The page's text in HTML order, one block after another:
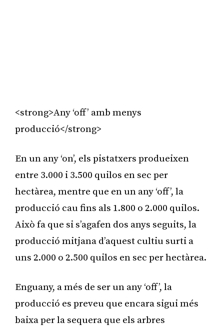
<strong>Any ‘off’ amb menys
producció</strong>
En un any ‘on’, els pistatxers produeixen
entre 3.000 i 3.500 quilos en sec per
hectàrea, mentre que en un any ‘off’, la
producció cau fins als 1.800 o 2.000 quilos.
Això fa que si s’agafen dos anys seguits, la
producció mitjana d’aquest cultiu surti a
uns 2.000 o 2.500 quilos en sec per hectàrea.
Enguany, a més de ser un any ‘off’, la
producció es preveu que encara sigui més
baixa per la sequera que els arbres